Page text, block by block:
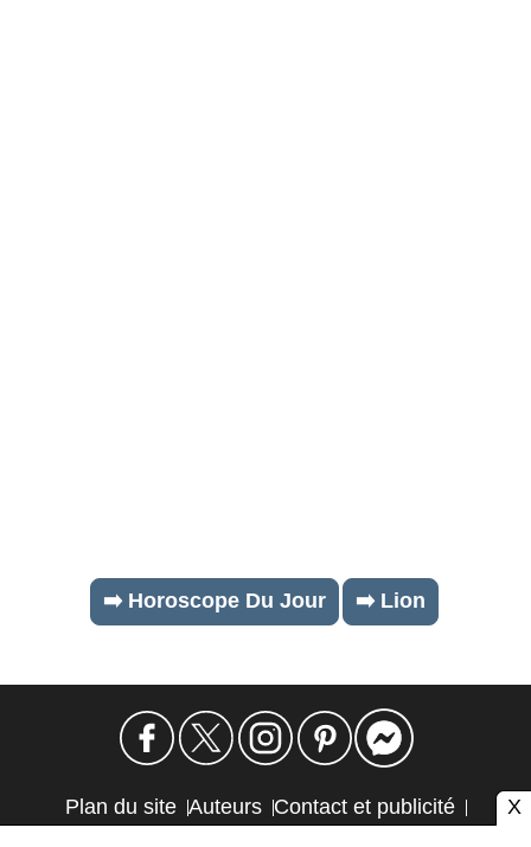
➡️ Horoscope Du Jour ➡️ Lion
Plan du site Auteurs Contact et publicité
X